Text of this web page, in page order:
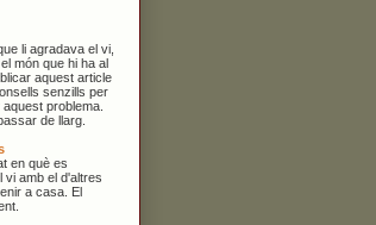
li agradava el vi,
món que hi ha al
aquest article
senzills per
problema.
de llarg.
en què es
vi amb el d'altres
a casa. El